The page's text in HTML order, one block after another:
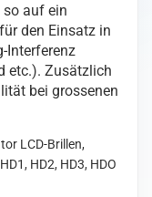
so auf ein
den Einsatz in
Interferenz
etc.). Zusätzlich
bei grossenen
LCD-Brillen,
HD2, HD3, HDO